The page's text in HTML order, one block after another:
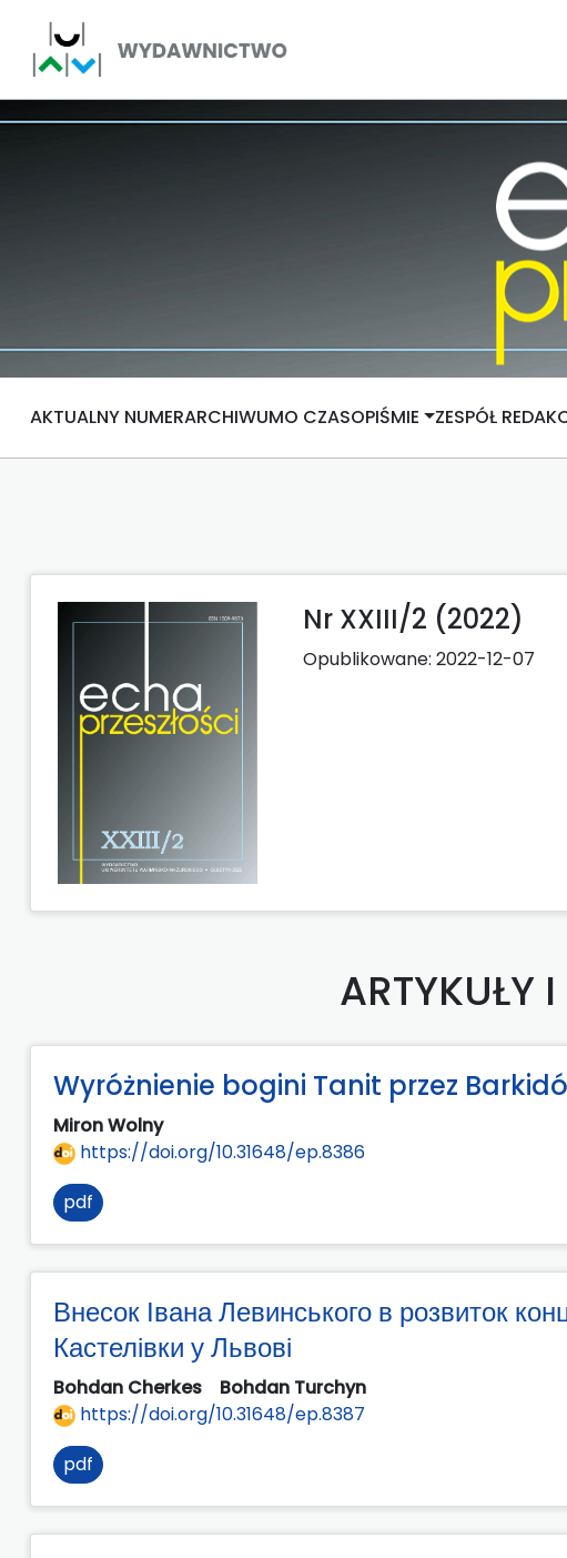
AKTUALNY NUMERARCHIWUMO CZASOPIŚMIE ZESPÓŁ
Nr XXIII/2 (2022)
Opublikowane: 2022-12-07
ARTYKUŁY
Wyróżnienie bogini Tanit przez
Miron Wolny
https://doi.org/10.31648/ep.8386
pdf
Внесок Івана Левинського в розвиток
Кастелівки у Львові
Bohdan Cherkes Bohdan Turchyn
https://doi.org/10.31648/ep.8387
pdf